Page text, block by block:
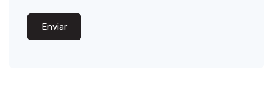
Enviar